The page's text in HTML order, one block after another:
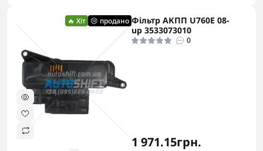
🔥 Хіт 😢 продано Фільтр АКПП U760E 08-
up 3533073010
0
1 971.15грн.